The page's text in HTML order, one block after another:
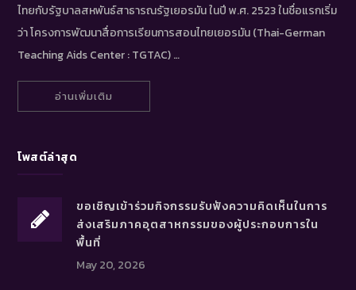
ไทยกับรัฐบาลสหพันธ์สาธารณรัฐเยอรมัน ในปี พ.ศ. 2523 ในชื่อแรกเริ่ม
ว่า โครงการพัฒนาสื่อการเรียนการสอนไทยเยอรมัน (Thai-German
Teaching Aids Center : TGTAC) …
อ่านเพิ่มเติม
โพสต์ล่าสุด
ขอเชิญเข้าร่วมกิจกรรมรับฟังความคิดเห็นในการ
ส่งเสริมภาคอุตสาหกรรมของผู้ประกอบการใน
พื้นที่
May 20, 2026